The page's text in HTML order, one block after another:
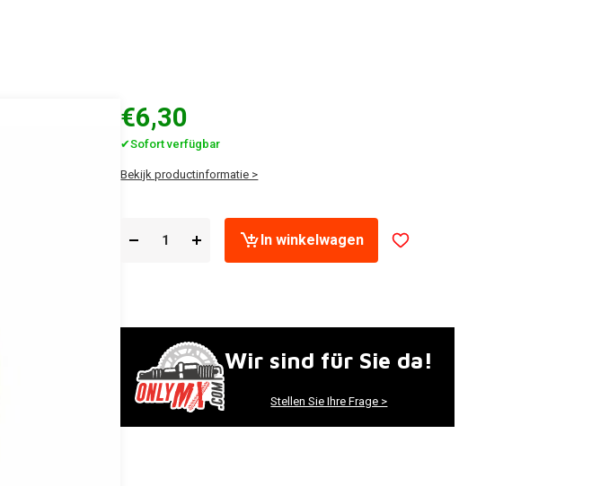
€6,30
✔Sofort verfügbar
Bekijk productinformatie >
In winkelwagen
Wir sind für Sie da!
Stellen Sie Ihre Frage >